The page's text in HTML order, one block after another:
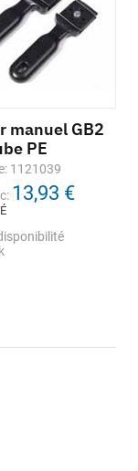
manuel GB2
PE
1121039
13,93 €